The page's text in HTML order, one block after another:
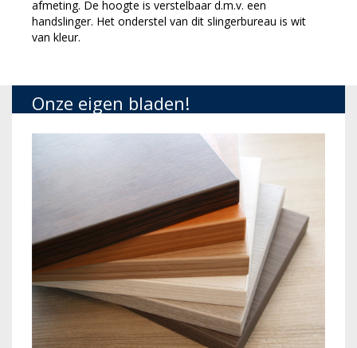
afmeting. De hoogte is verstelbaar d.m.v. een
handslinger. Het onderstel van dit slingerbureau is wit
van kleur.
Onze eigen bladen!